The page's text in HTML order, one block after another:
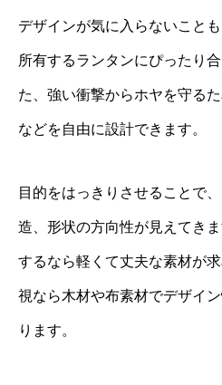
デザインが気に入らないこと
所有するランタンにぴったり
た、強い衝撃からホヤを守る
などを自由に設計できます。
目的をはっきりさせることで
造、形状の方向性が見えてき
するなら軽くて丈夫な素材が
視なら木材や布素材でデザイ
ります。